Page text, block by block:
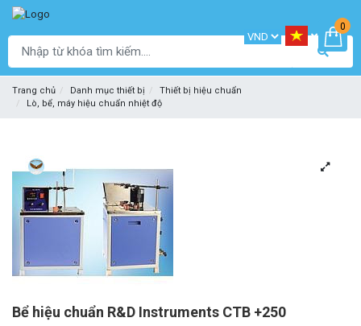
0
Trang chủ Danh mục thiết bị
Thiết bị hiệu chuẩn
Lò, bể, máy hiệu chuẩn nhiệt độ
Bể hiệu chuẩn R&D Instruments CTB +250